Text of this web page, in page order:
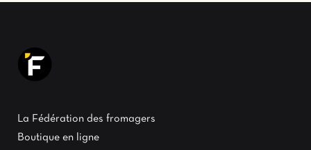
La Fédération des fromagers
Boutique en ligne